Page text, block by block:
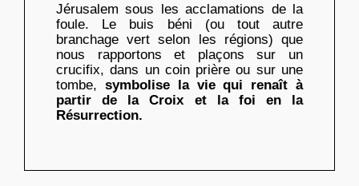
Jérusalem sous les acclamations de la
foule. Le buis béni (ou tout autre
branchage vert selon les régions) que
nous rapportons et plaçons sur un
crucifix, dans un coin prière ou sur une
tombe, symbolise la vie qui renaît à
partir de la Croix et la foi en la
Résurrection.